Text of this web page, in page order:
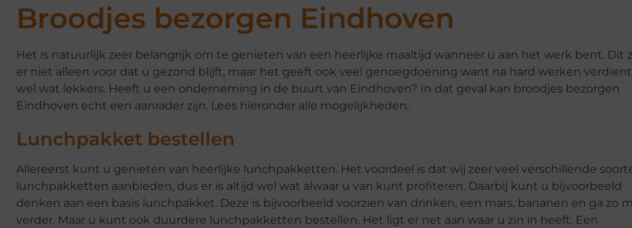
Broodjes bezorgen Eindhoven
Het is natuurlijk zeer belangrijk om te genieten van een heerlijke maaltijd wanneer u aan het werk bent. Dit
er niet alleen voor dat u gezond blijft, maar het geeft ook veel genoegdoening want na hard werken
wel wat lekkers. Heeft u een onderneming in de buurt van Eindhoven? In dat geval kan broodjes bezorgen
Eindhoven echt een aanrader zijn. Lees hieronder alle mogelijkheden.
Lunchpakket bestellen
Allereerst kunt u genieten van heerlijke lunchpakketten. Het voordeel is dat wij zeer veel verschillende
lunchpakketten aanbieden, dus er is altijd wel wat alwaar u van kunt profiteren. Daarbij kunt u bijvoorbeeld
denken aan een basis lunchpakket. Deze is bijvoorbeeld voorzien van drinken, een mars, bananen en ga zo
verder. Maar u kunt ook duurdere lunchpakketten bestellen. Het ligt er net aan waar u zin in heeft. Een